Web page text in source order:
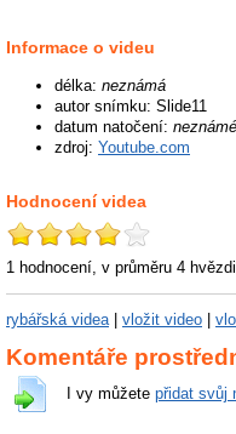
Informace o videu
délka: neznámá
autor snímku: Slide11
datum natočení: neznámé
zdroj: Youtube.com
Hodnocení videa
1 hodnocení, v průměru 4
rybářská videa| vložit video
Komentáře
I vy můžete přidat svůj